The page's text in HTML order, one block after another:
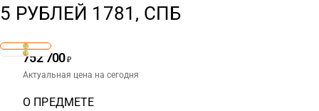
5 РУБЛЕЙ 1781, СПБ
752 700₽
Актуальная цена на сегодня
О ПРЕДМЕТЕ